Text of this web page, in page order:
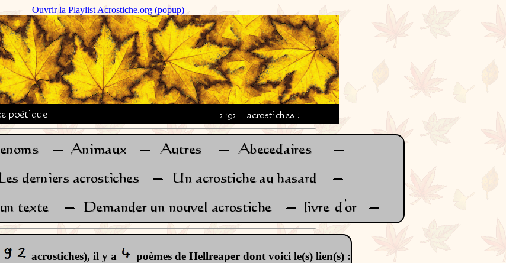
Ouvrir la Playlist Acrostiche.org (popup)
acrostiches), il y a poèmes de Hellreaperdont voici le(s) lien(s) :